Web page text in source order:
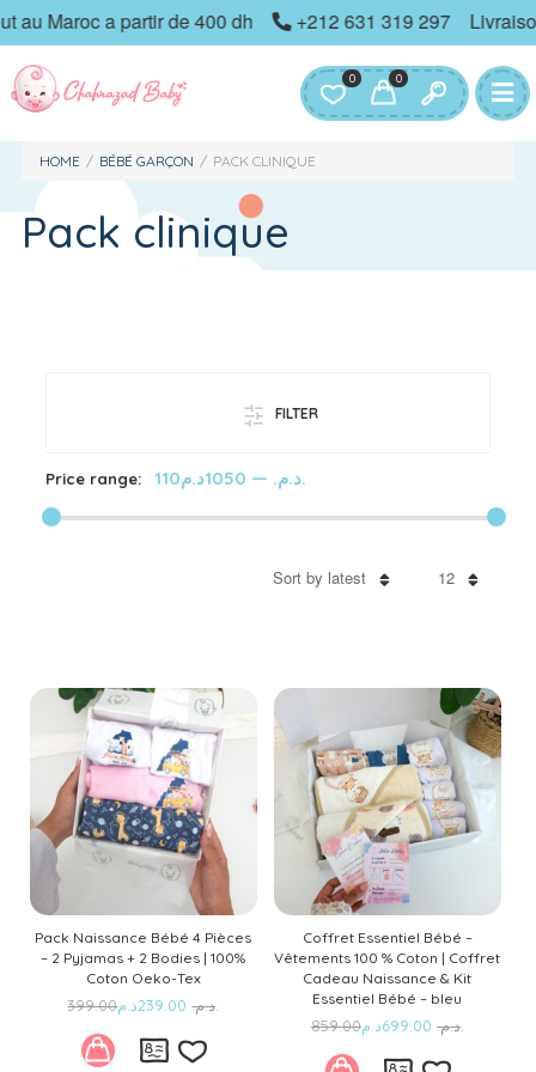
a partir de 400 dh +212 631 319 297Livraison
0
0
HOME / BÉBÉ GARÇON / PACK CLINIQUE
Pack clinique
FILTER
Price range: 110د.م. — 1050د.م.
12
Sort by latest
Pack Naissance Bébé 4 Pièces
– 2 Pyjamas + 2 Bodies | 100%
Coton Oeko-Tex
399.00 د.م.
Le
initial
239.00 د.م.
This
Coffret Essentiel Bébé –
Vêtements 100 % Coton | Coffret
Cadeau Naissance & Kit
Essentiel Bébé – bleu
859.00 د.م.
Le
initial
699.00 د.م.
This